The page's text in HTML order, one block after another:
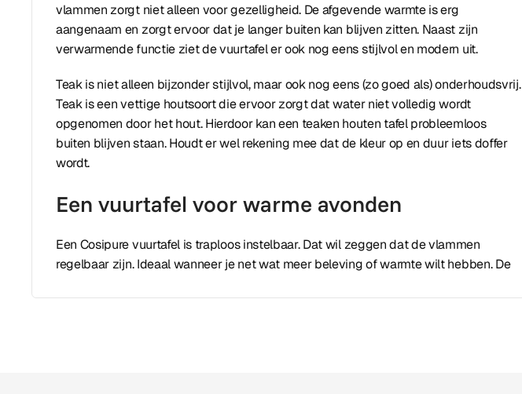
vlammen zorgt niet alleen voor gezelligheid. De afgevende warmte is erg
aangenaam en zorgt ervoor dat je langer buiten kan blijven zitten. Naast zijn
verwarmende functie ziet de vuurtafel er ook nog eens stijlvol en modern uit.
Teak is niet alleen bijzonder stijlvol, maar ook nog eens (zo goed als) onderhoudsvrij.
Teak is een vettige houtsoort die ervoor zorgt dat water niet volledig wordt
opgenomen door het hout. Hierdoor kan een teaken houten tafel probleemloos
buiten blijven staan. Houdt er wel rekening mee dat de kleur op en duur iets doffer
wordt.
Een vuurtafel voor warme avonden
Een Cosipure vuurtafel is traploos instelbaar. Dat wil zeggen dat de vlammen
regelbaar zijn. Ideaal wanneer je net wat meer beleving of warmte wilt hebben. De